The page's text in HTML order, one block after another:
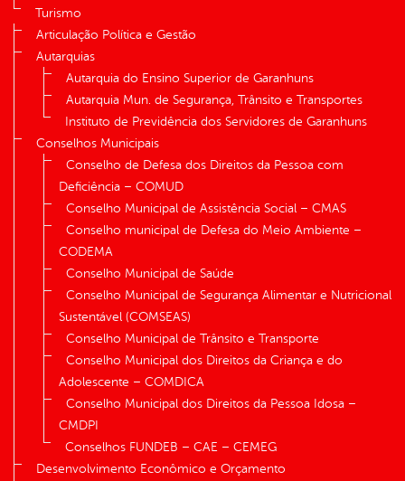
Turismo
Articulação Política e Gestão
Autarquias
Autarquia do Ensino Superior de Garanhuns
Autarquia Mun. de Segurança, Trânsito e Transportes
Instituto de Previdência dos Servidores de Garanhuns
Conselhos Municipais
Conselho de Defesa dos Direitos da Pessoa com
Deficiência – COMUD
Conselho Municipal de Assistência Social – CMAS
Conselho municipal de Defesa do Meio Ambiente –
CODEMA
Conselho Municipal de Saúde
Conselho Municipal de Segurança Alimentar e Nutricional
Sustentável (COMSEAS)
Conselho Municipal de Trânsito e Transporte
Conselho Municipal dos Direitos da Criança e do
Adolescente – COMDICA
Conselho Municipal dos Direitos da Pessoa Idosa –
CMDPI
Conselhos FUNDEB – CAE – CEMEG
Desenvolvimento Econômico e Orçamento